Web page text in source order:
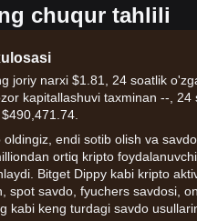
chuqur tahlili
joriy narxi $1.81, 24 soatlik
kapitallashuvi taxminan --, 24
oldingiz, endi sotib olish va
ortiq kripto
Bitget Dippy kabi kripto
spot savdo, fyuchers savdosi,
kabi keng turdagi savdo